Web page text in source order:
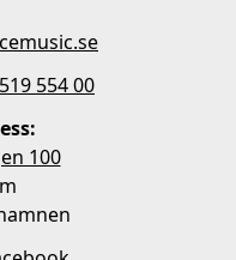
554 00
100